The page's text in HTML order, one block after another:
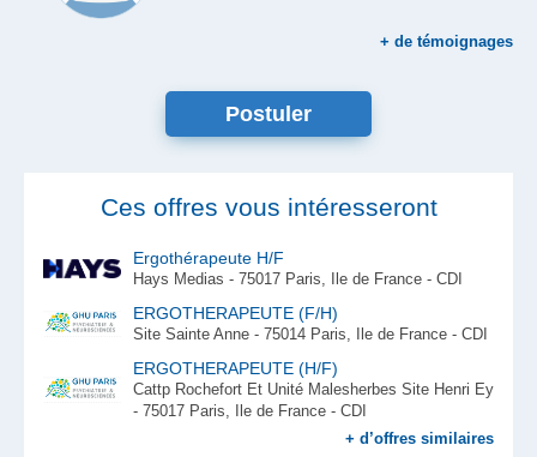
+ de témoignages
Postuler
Ces offres vous intéresseront
Ergothérapeute H/F
Hays Medias - 75017 Paris, Ile de France - CDI
ERGOTHERAPEUTE (F/H)
Site Sainte Anne - 75014 Paris, Ile de France - CDI
ERGOTHERAPEUTE (H/F)
Cattp Rochefort Et Unité Malesherbes Site Henri Ey
- 75017 Paris, Ile de France - CDI
+ d’offres similaires